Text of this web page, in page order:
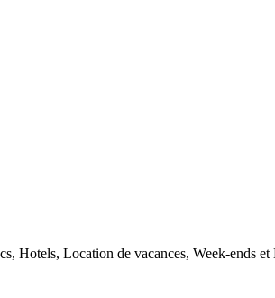
Hotels, Location de vacances, Week-ends